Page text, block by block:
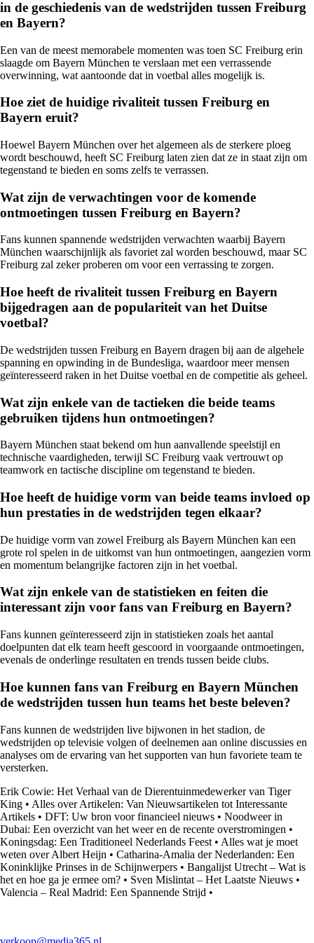
in de geschiedenis van de wedstrijden tussen Freiburg
en Bayern?
Een van de meest memorabele momenten was toen SC Freiburg erin
slaagde om Bayern München te verslaan met een verrassende
overwinning, wat aantoonde dat in voetbal alles mogelijk is.
Hoe ziet de huidige rivaliteit tussen Freiburg en
Bayern eruit?
Hoewel Bayern München over het algemeen als de sterkere ploeg
wordt beschouwd, heeft SC Freiburg laten zien dat ze in staat zijn om
tegenstand te bieden en soms zelfs te verrassen.
Wat zijn de verwachtingen voor de komende
ontmoetingen tussen Freiburg en Bayern?
Fans kunnen spannende wedstrijden verwachten waarbij Bayern
München waarschijnlijk als favoriet zal worden beschouwd, maar SC
Freiburg zal zeker proberen om voor een verrassing te zorgen.
Hoe heeft de rivaliteit tussen Freiburg en Bayern
bijgedragen aan de populariteit van het Duitse
voetbal?
De wedstrijden tussen Freiburg en Bayern dragen bij aan de algehele
spanning en opwinding in de Bundesliga, waardoor meer mensen
geïnteresseerd raken in het Duitse voetbal en de competitie als geheel.
Wat zijn enkele van de tactieken die beide teams
gebruiken tijdens hun ontmoetingen?
Bayern München staat bekend om hun aanvallende speelstijl en
technische vaardigheden, terwijl SC Freiburg vaak vertrouwt op
teamwork en tactische discipline om tegenstand te bieden.
Hoe heeft de huidige vorm van beide teams invloed op
hun prestaties in de wedstrijden tegen elkaar?
De huidige vorm van zowel Freiburg als Bayern München kan een
grote rol spelen in de uitkomst van hun ontmoetingen, aangezien vorm
en momentum belangrijke factoren zijn in het voetbal.
Wat zijn enkele van de statistieken en feiten die
interessant zijn voor fans van Freiburg en Bayern?
Fans kunnen geïnteresseerd zijn in statistieken zoals het aantal
doelpunten dat elk team heeft gescoord in voorgaande ontmoetingen,
evenals de onderlinge resultaten en trends tussen beide clubs.
Hoe kunnen fans van Freiburg en Bayern München
de wedstrijden tussen hun teams het beste beleven?
Fans kunnen de wedstrijden live bijwonen in het stadion, de
wedstrijden op televisie volgen of deelnemen aan online discussies en
analyses om de ervaring van het supporten van hun favoriete team te
versterken.
Erik Cowie: Het Verhaal van de Dierentuinmedewerker van Tiger
King • Alles over Artikelen: Van Nieuwsartikelen tot Interessante
Artikels • DFT: Uw bron voor financieel nieuws • Noodweer in
Dubai: Een overzicht van het weer en de recente overstromingen •
Koningsdag: Een Traditioneel Nederlands Feest • Alles wat je moet
weten over Albert Heijn • Catharina-Amalia der Nederlanden: Een
Koninklijke Prinses in de Schijnwerpers • Bangalijst Utrecht – Wat is
het en hoe ga je ermee om? • Sven Mislintat – Het Laatste Nieuws •
Valencia – Real Madrid: Een Spannende Strijd •